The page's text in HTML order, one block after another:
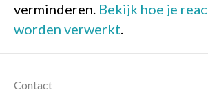
verminderen. Bekijk hoe je
worden verwerkt.
Contact